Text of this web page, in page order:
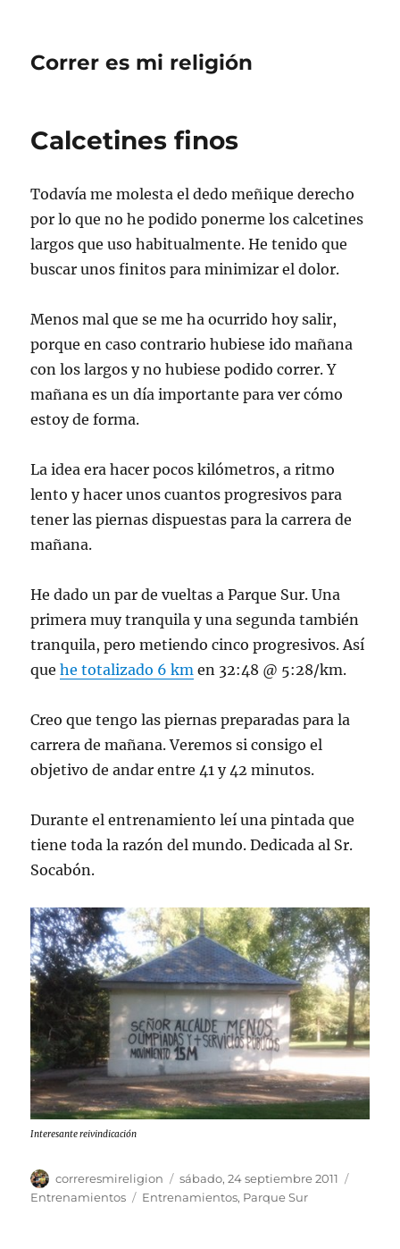
Correr es mi religión
Calcetines finos
Todavía me molesta el dedo meñique derecho
por lo que no he podido ponerme los calcetines
largos que uso habitualmente. He tenido que
buscar unos finitos para minimizar el dolor.
Menos mal que se me ha ocurrido hoy salir,
porque en caso contrario hubiese ido mañana
con los largos y no hubiese podido correr. Y
mañana es un día importante para ver cómo
estoy de forma.
La idea era hacer pocos kilómetros, a ritmo
lento y hacer unos cuantos progresivos para
tener las piernas dispuestas para la carrera de
mañana.
He dado un par de vueltas a Parque Sur. Una
primera muy tranquila y una segunda también
tranquila, pero metiendo cinco progresivos. Así
quehe totalizado 6 km en 32:48 @ 5:28/km.
Creo que tengo las piernas preparadas para la
carrera de mañana. Veremos si consigo el
objetivo de andar entre 41 y 42 minutos.
Durante el entrenamiento leí una pintada que
tiene toda la razón del mundo. Dedicada al Sr.
Socabón.
Interesante reivindicación
Autor
correresmireligion
Publicado
el
sábado, 24 septiembre 2011
Entrenamientos
Etiquetas
Entrenamientos, Parque Sur